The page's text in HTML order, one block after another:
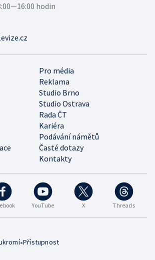
YouTube X Threads
Pro média
Reklama
Studio Brno
Studio Ostrava
Rada ČT
Kariéra
Podávání námětů
Časté dotazy
Kontakty
hodin
•Přístupnost